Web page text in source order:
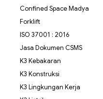
Confined Space Madya
Forklift
ISO 37001 : 2016
Jasa Dokumen CSMS
K3 Kebakaran
K3 Konstruksi
K3 Lingkungan Kerja